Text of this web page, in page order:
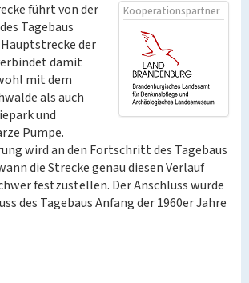
Kooperationspartner
führt von der
Tagebaus
der
damit
mit dem
als auch
und
Pumpe.
wird an den Fortschritt des Tagebaus
die Strecke genau diesen Verlauf
festzustellen. Der Anschluss wurde
des Tagebaus Anfang der 1960er Jahre